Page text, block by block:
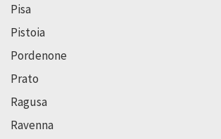
Pisa
Pistoia
Pordenone
Prato
Ragusa
Ravenna